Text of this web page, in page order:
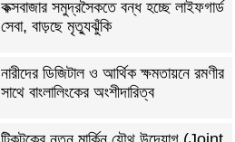
কক্সবাজার সমুদ্রসৈকতে বন্ধ হচ্ছে লাইফগার্ড
সেবা, বাড়ছে মৃত্যুঝুঁকি
নারীদের ডিজিটাল ও আর্থিক ক্ষমতায়নে রমণীর
সাথে বাংলালিংকের অংশীদারিত্ব